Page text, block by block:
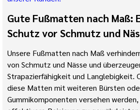
Gute Fußmatten nach Maß:
Schutz vor Schmutz und
Unsere Fußmatten nach Maß
von Schmutz und Nässe und
Strapazierfähigkeit und Langlebigkeit.
diese Matten mit weiteren Bürsten
Gummikomponenten versehen